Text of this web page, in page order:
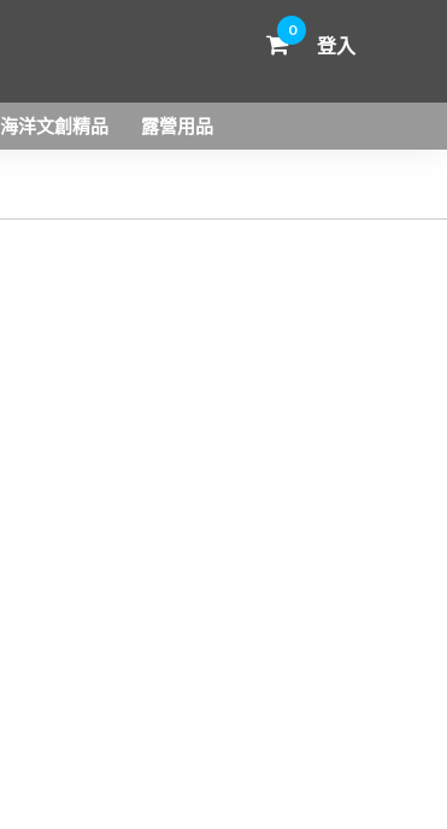
0
登入
海洋文創精品 露營用品